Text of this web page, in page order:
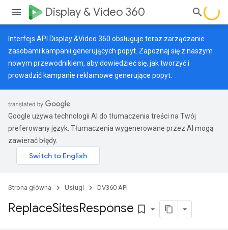
Display & Video 360
Interfejs API Display &Video 360 obsługuje teraz zarządzanie
zasobami kampanii generujących popyt. Zapoznaj się z naszym
nowym przewodnikiem, aby dowiedzieć się, jak tworzyć i
prowadzić kampanie reklamowe generujące popyt.
Google używa technologii AI do tłumaczenia treści na Twój
preferowany język. Tłumaczenia wygenerowane przez AI mogą
zawierać błędy.
Strona główna Usługi DV360 API
ReplaceSitesResponse bookmark_border